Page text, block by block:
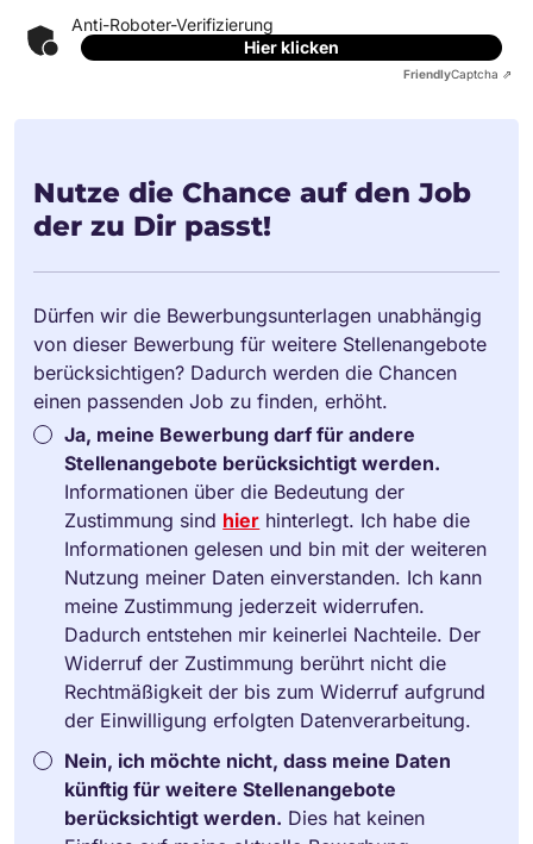
Anti-Roboter-Verifizierung
Hier klicken
FriendlyCaptcha ⇗
Nutze die Chance auf den Job
der zu Dir passt!
Dürfen wir die Bewerbungsunterlagen unabhängig
von dieser Bewerbung für weitere Stellenangebote
berücksichtigen? Dadurch werden die Chancen
einen passenden Job zu finden, erhöht.
Ja, meine Bewerbung darf für andere
Stellenangebote berücksichtigt werden.
Informationen über die Bedeutung der
Zustimmung sind hier hinterlegt. Ich habe die
Informationen gelesen und bin mit der weiteren
Nutzung meiner Daten einverstanden. Ich kann
meine Zustimmung jederzeit widerrufen.
Dadurch entstehen mir keinerlei Nachteile. Der
Widerruf der Zustimmung berührt nicht die
Rechtmäßigkeit der bis zum Widerruf aufgrund
der Einwilligung erfolgten Datenverarbeitung.
Nein, ich möchte nicht, dass meine Daten
künftig für weitere Stellenangebote
berücksichtigt werden. Dies hat keinen